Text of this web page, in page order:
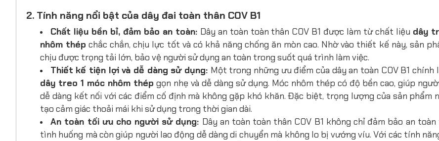
2. Tính năng nổi bật của dây đai toàn thân COV B1
Chất liệu bền bỉ, đảm bảo an toàn: Dây an toàn toàn thân COV B1 được làm từ chất liệu dây
nhôm thép chắc chắn, chịu lực tốt và có khả năng chống ăn mòn cao. Nhờ vào thiết kế này, sản
chịu được trọng tải lớn, bảo vệ người sử dụng an toàn trong suốt quá trình làm việc.
Thiết kế tiện lợi và dễ dàng sử dụng: Một trong những ưu điểm của dây an toàn COV B1
dây treo 1 móc nhôm thép gọn nhẹ và dễ dàng sử dụng. Móc nhôm thép có độ bền cao, giúp
dễ dàng kết nối với các điểm cố định mà không gặp khó khăn. Đặc biệt, trọng lượng của sản phẩm
tạo cảm giác thoải mái khi sử dụng trong thời gian dài.
An toàn tối ưu cho người sử dụng: Dây an toàn toàn thân COV B1 không chỉ đảm bảo an
tình huống mà còn giúp người lao động dễ dàng di chuyển mà không lo bị vướng víu. Với các tính